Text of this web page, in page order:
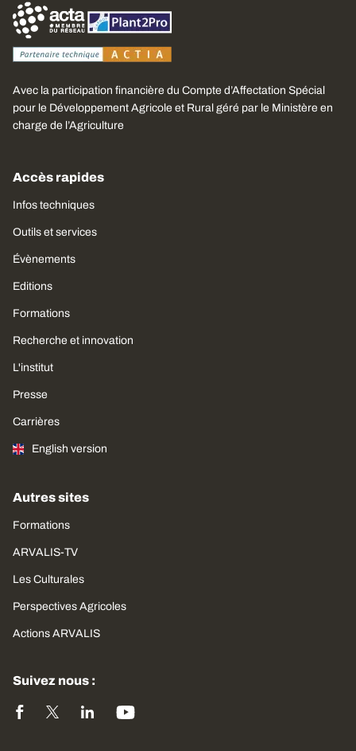
Avec la participation financière du Compte d’Affectation Spécial
pour le Développement Agricole et Rural géré par le Ministère en
charge de l’Agriculture
Accès rapides
Infos techniques
Outils et services
Évènements
Editions
Formations
Recherche et innovation
L'institut
Presse
Carrières
English version
Autres sites
Formations
ARVALIS-TV
Les Culturales
Perspectives Agricoles
Actions ARVALIS
Suivez nous :